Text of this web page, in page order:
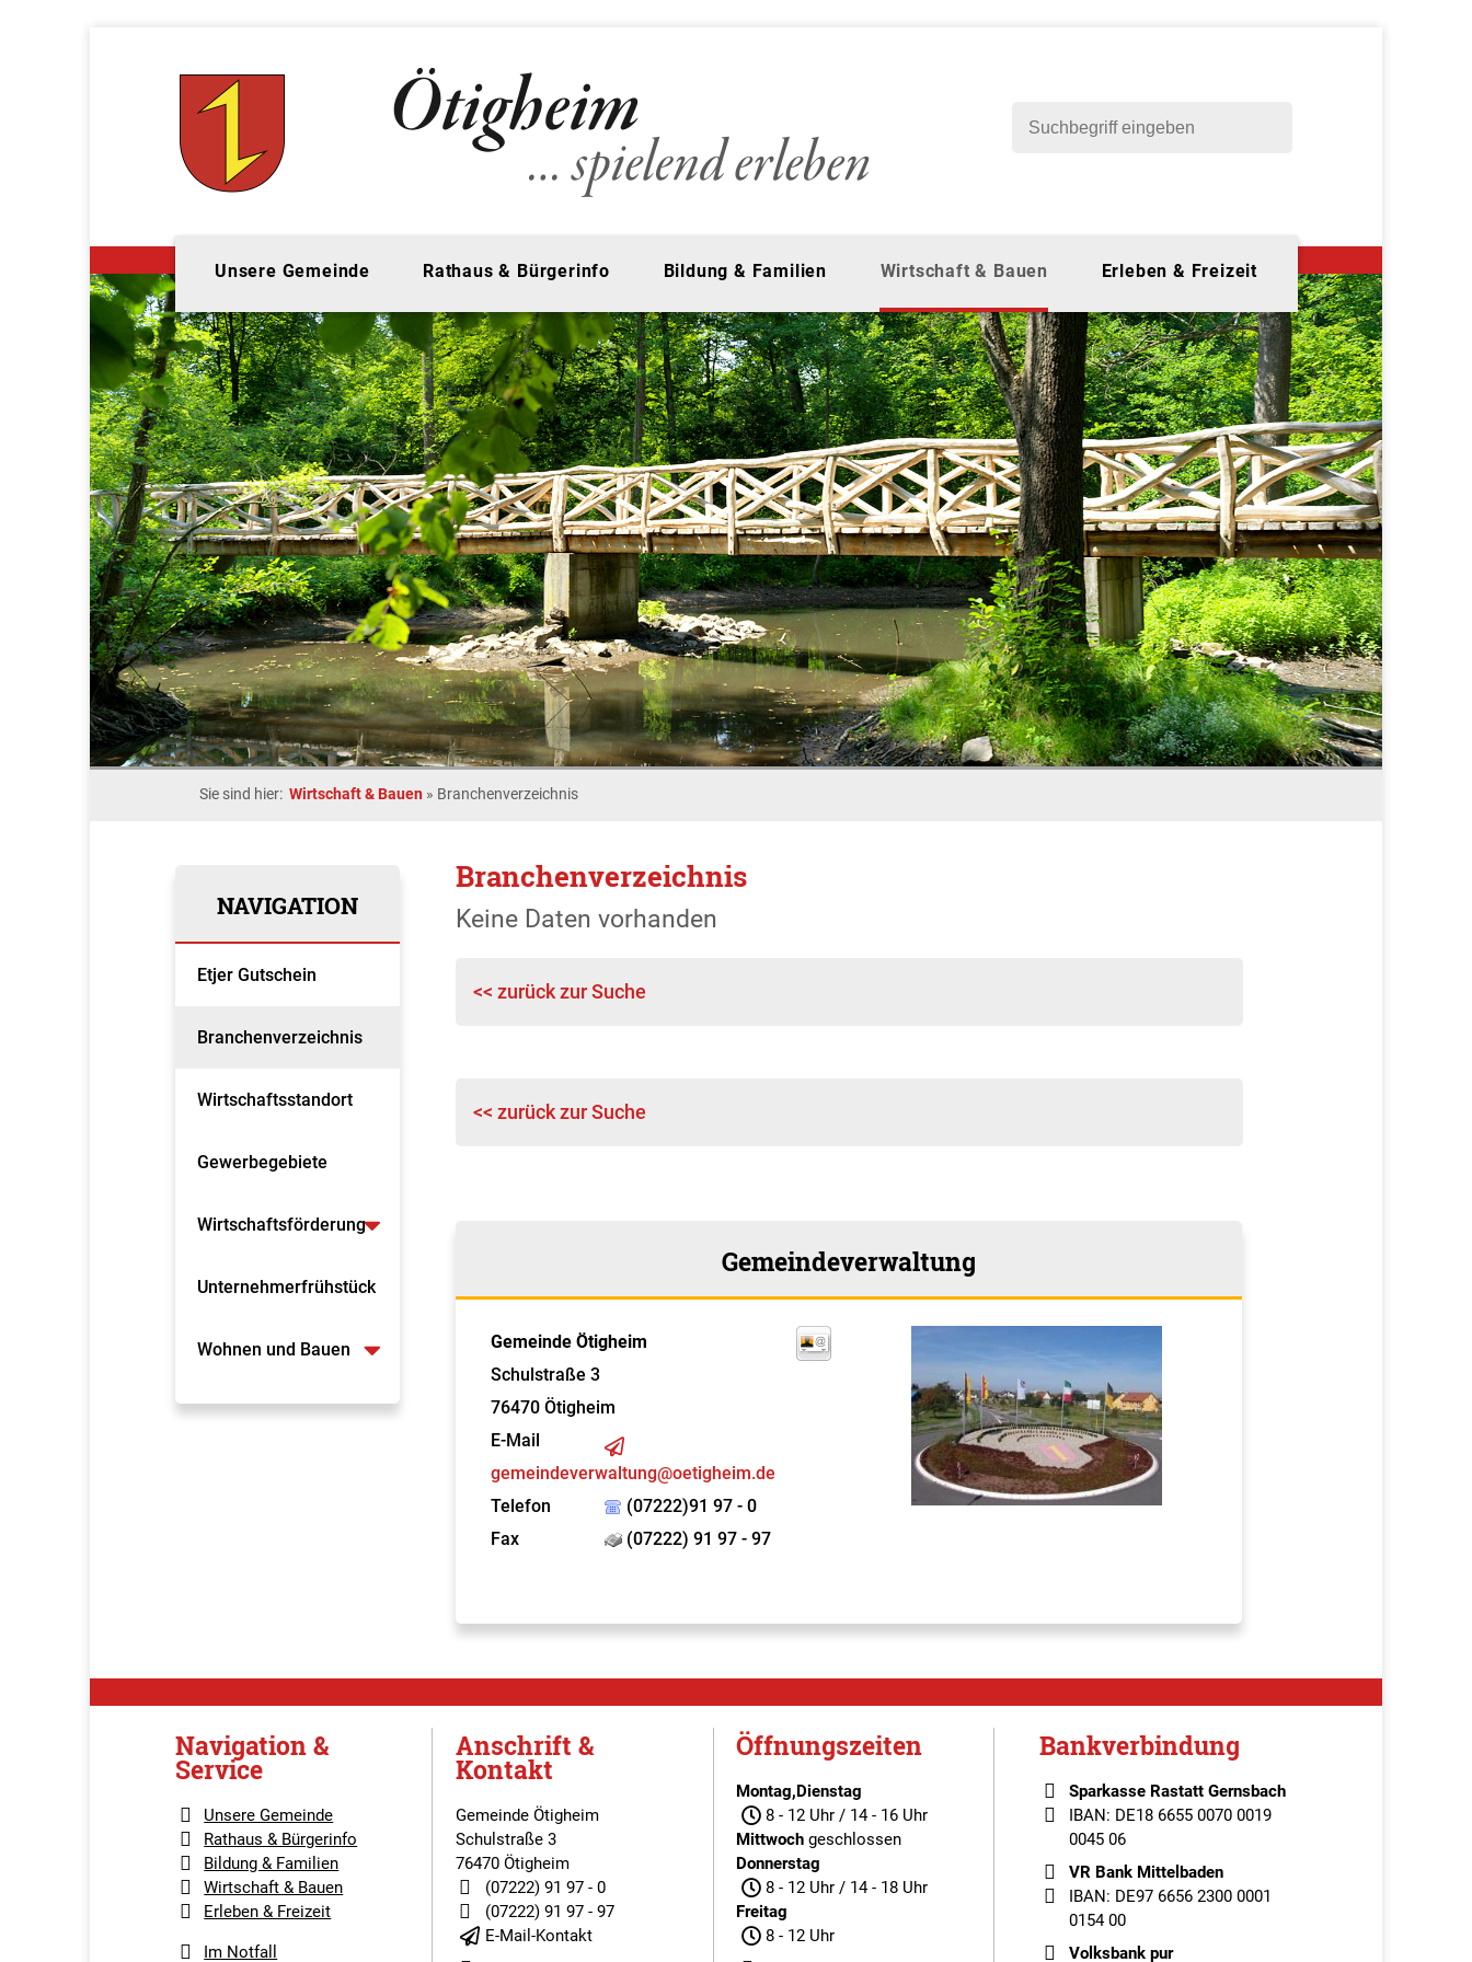
Unsere Gemeinde Rathaus & Bürgerinfo Bildung & Familien Wirtschaft & Bauen Erleben & Freizeit
Sie sind hier: Wirtschaft & Bauen » Branchenverzeichnis
NAVIGATION
Etjer Gutschein
Branchenverzeichnis
Wirtschaftsstandort
Gewerbegebiete
Wirtschaftsförderung
Unternehmerfrühstück
Wohnen und Bauen
Branchenverzeichnis
Keine Daten vorhanden
<< zurück zur Suche
<< zurück zur Suche
Gemeindeverwaltung
Gemeinde Ötigheim
Schulstraße 3
76470 Ötigheim
E-Mail
gemeindeverwaltung@oetigheim.de
Telefon
(07222)91 97 - 0
Fax
(07222) 91 97 - 97
Navigation &
Service
Unsere Gemeinde
Rathaus & Bürgerinfo
Bildung & Familien
Wirtschaft & Bauen
Erleben & Freizeit
Im Notfall
Anschrift &
Kontakt
Gemeinde Ötigheim
Schulstraße 3
76470 Ötigheim
(07222) 91 97 - 0
(07222) 91 97 - 97
E-Mail-Kontakt
Öffnungszeiten
Montag,Dienstag
8 - 12 Uhr / 14 - 16 Uhr
Mittwoch geschlossen
Donnerstag
8 - 12 Uhr / 14 - 18 Uhr
Freitag
8 - 12 Uhr
Bankverbindung
Sparkasse Rastatt Gernsbach
IBAN: DE18 6655 0070 0019
0045 06
VR Bank Mittelbaden
IBAN: DE97 6656 2300 0001
0154 00
Volksbank pur